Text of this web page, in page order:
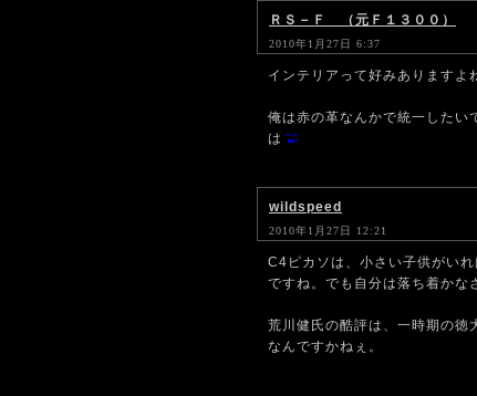
ＲＳ－Ｆ （元Ｆ１３００）
2010年1月27日 6:37
インテリアって好みありますよ
俺は赤の革なんかで統一したい
は
wildspeed
2010年1月27日 12:21
C4ピカソは、小さい子供がいれ
ですね。でも自分は落ち着かな
荒川健氏の酷評は、一時期の徳
なんですかねぇ。